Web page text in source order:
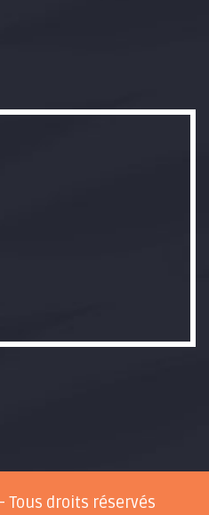
Tous droits réservés